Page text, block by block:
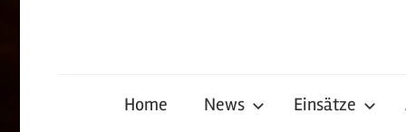
Home News Einsätze